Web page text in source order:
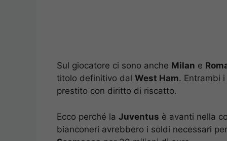
Sul giocatore ci sono anche Milan e
titolo definitivo dal West Ham. Entrambi
prestito con diritto di riscatto.
Ecco perché la Juventus è avanti nella
bianconeri avrebbero i soldi necessari